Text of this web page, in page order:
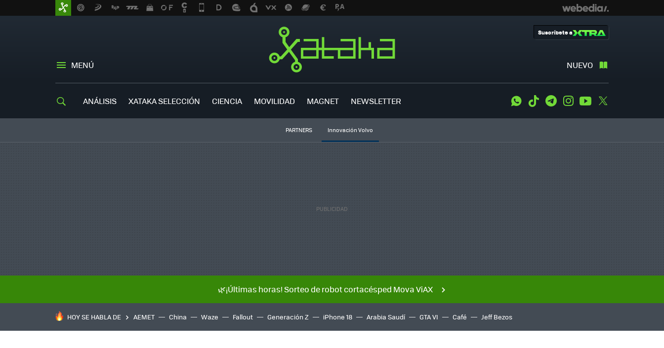
MENÚ NUEVO
Suscríbete a
ANÁLISIS XATAKA SELECCIÓN CIENCIA MOVILIDAD MAGNET NEWSLETTER WhatsApp
Tiktok TelegramInstagramYoutube
PARTNERS Innovación Volvo
🌿¡Últimas horas! Sorteo de robot cortacésped Mova ViAX
HOY SE HABLA DE AEMET China Waze Fallout Generación Z iPhone 18 Arabia Saudí GTA VI Café Jeff Bezos